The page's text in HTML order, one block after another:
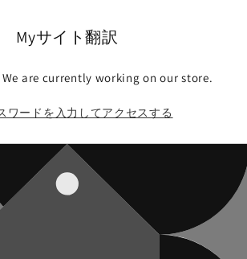
Myサイト翻訳
are currently working on our store.
ワードを入力してアクセスする